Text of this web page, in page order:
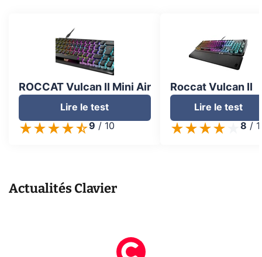
ROCCAT Vulcan II Mini Air
Lire le test
9 / 10
Roccat Vulcan II
Lire le test
8 /
Actualités Clavier